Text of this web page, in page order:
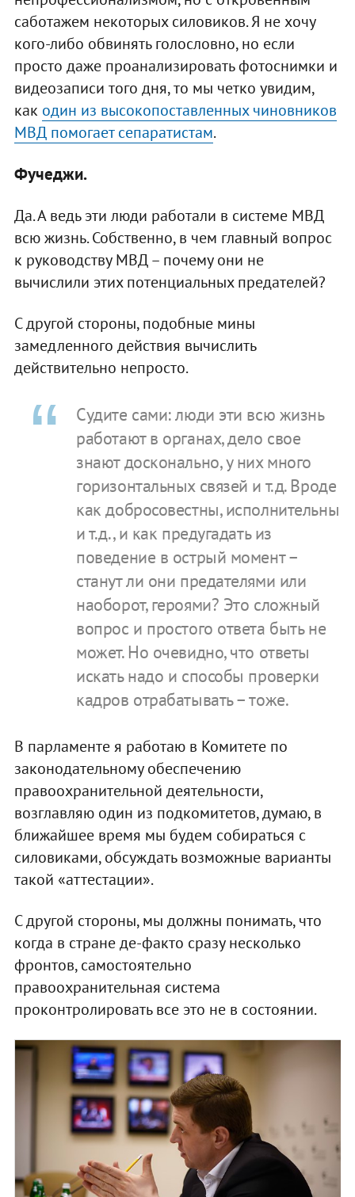
саботажем некоторых силовиков. Я не хочу
кого-либо обвинять голословно, но если
просто даже проанализировать фотоснимки и
видеозаписи того дня, то мы четко увидим,
как один из высокопоставленных чиновников
МВД помогает сепаратистам.
Фучеджи.
Да. А ведь эти люди работали в системе МВД
всю жизнь. Собственно, в чем главный вопрос
к руководству МВД – почему они не
вычислили этих потенциальных предателей?
С другой стороны, подобные мины
замедленного действия вычислить
действительно непросто.
Судите сами: люди эти всю жизнь
работают в органах, дело свое
знают досконально, у них много
горизонтальных связей и т.д. Вроде
как добросовестны, исполнительны
и т.д., и как предугадать из
поведение в острый момент –
станут ли они предателями или
наоборот, героями? Это сложный
вопрос и простого ответа быть не
может. Но очевидно, что ответы
искать надо и способы проверки
кадров отрабатывать – тоже.
В парламенте я работаю в Комитете по
законодательному обеспечению
правоохранительной деятельности,
возглавляю один из подкомитетов, думаю, в
ближайшее время мы будем собираться с
силовиками, обсуждать возможные варианты
такой «аттестации».
С другой стороны, мы должны понимать, что
когда в стране де-факто сразу несколько
фронтов, самостоятельно
правоохранительная система
проконтролировать все это не в состоянии.